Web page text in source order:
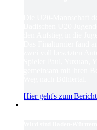
Hier geht's zum Bericht